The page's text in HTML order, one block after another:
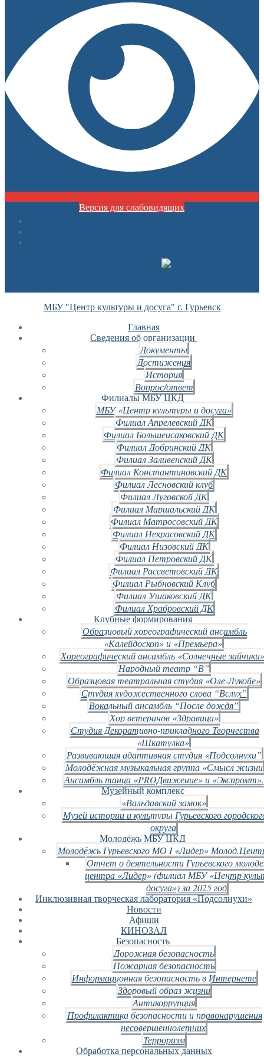
Версия для слабовидящих
МБУ "Центр культуры и досуга" г. Гурьевск
Главная
Сведения об организации
Документы
Достижения
История
Вопрос/ответ
Филиалы МБУ ЦКД
МБУ «Центр культуры и досуга»
Филиал Апрелевский ДК
Филиал Большеисаковский ДК
Филиал Добринский ДК
Филиал Заливенский ДК
Филиал Константиновский ДК
Филиал Лесновский клуб
Филиал Луговской ДК
Филиал Маршальский ДК
Филиал Матросовский ДК
Филиал Некрасовский ДК
Филиал Низовский ДК
Филиал Петровский ДК
Филиал Рассветовский ДК
Филиал Рыбновский Клуб
Филиал Ушаковский ДК
Филиал Храбровский ДК
Клубные формирования
Образцовый хореографический ансамбль
«Калейдоскоп» и «Премьера»
Хореографический ансамбль «Солнечные
Народный театр “В”
Образцовая театральная студия «Оле-Лукойе»
Студия художественного слова “Вслух”
Вокальный ансамбль “После дождя”
Хор ветеранов «Здравица»
Студия Декоративно-прикладного Творчества
«Шкатулка»
Развивающая адаптивная студия «Подсолнухи”
Молодёжная музыкальная группа «Смысл жизни
Ансамбль танца «PROДвижение» и «Экспромт».
Музейный комплекс
«Вальдавский замок»
Музей истории и культуры Гурьевского
округа
Молодёжь МБУ ЦКД
Молодёжь Гурьевского МО I «Лидер»
Отчет о деятельности Гурьевского
центра «Лидер» (филиал МБУ «Центр
досуга») за 2025 год
Инклюзивная творческая лаборатория «Подсолнухи»
Новости
Афиши
КИНОЗАЛ
Безопасность
Дорожная безопасность
Пожарная безопасность
Информационная безопасность в Интернете
Здоровый образ жизни
Антикоррупция
Профилактика безопасности и правонарушения
несовершеннолетних
Терроризм
Обработка персональных данных